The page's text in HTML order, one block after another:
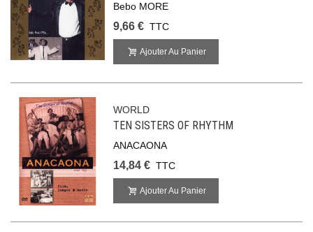
Bebo MORE
9,66 € TTC
Ajouter Au Panier
WORLD
TEN SISTERS OF RHYTHM
ANACAONA
14,84 € TTC
Ajouter Au Panier